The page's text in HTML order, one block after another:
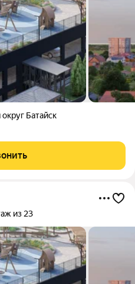
округ Батайск
из 23